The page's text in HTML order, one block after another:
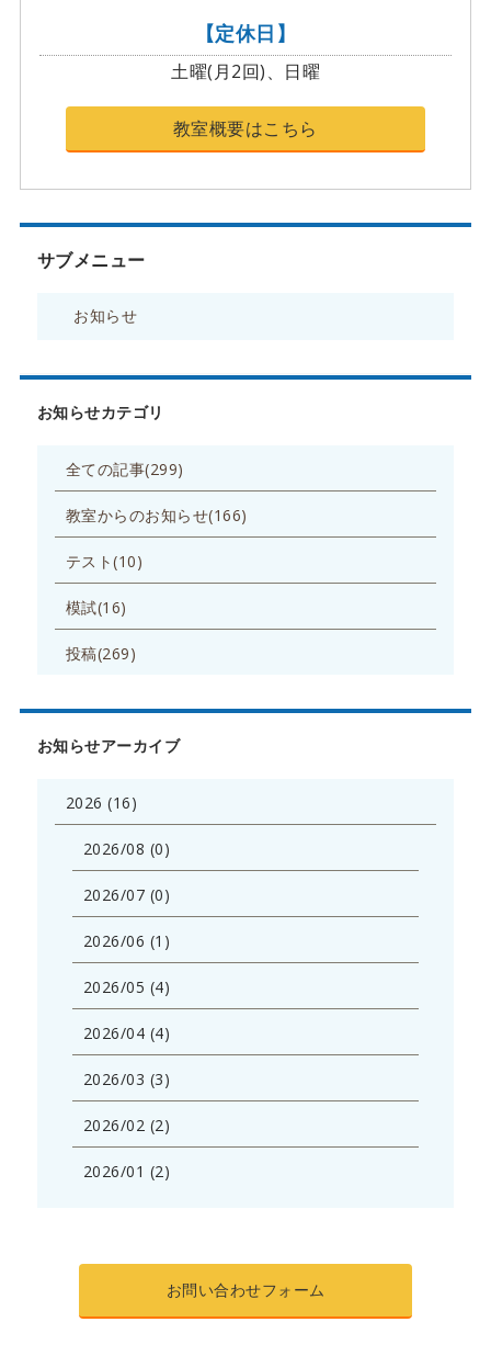
【定休日】
土曜(月2回)、日曜
教室概要はこちら
サブメニュー
お知らせ
お知らせカテゴリ
全ての記事(299)
教室からのお知らせ(166)
テスト(10)
模試(16)
投稿(269)
お知らせアーカイブ
2026 (16)
2026/08 (0)
2026/07 (0)
2026/06 (1)
2026/05 (4)
2026/04 (4)
2026/03 (3)
2026/02 (2)
2026/01 (2)
お問い合わせフォーム